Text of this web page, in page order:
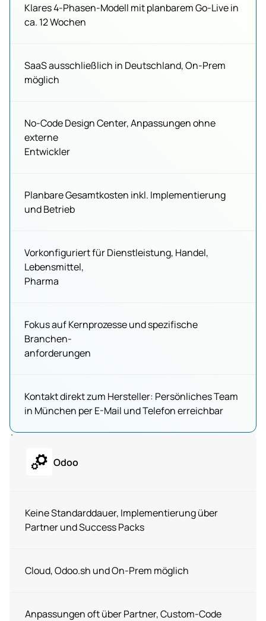
Klares 4-Phasen-Modell mit planbarem Go-Live in
ca. 12 Wochen
SaaS ausschließlich in Deutschland, On-Prem
möglich
No-Code Design Center, Anpassungen ohne
externe
Entwickler
Planbare Gesamtkosten inkl. Implementierung
und Betrieb
Vorkonfiguriert für Dienstleistung, Handel,
Lebensmittel,
Pharma
Fokus auf Kernprozesse und spezifische
Branchen-
anforderungen
Kontakt direkt zum Hersteller: Persönliches Team
in München per E-Mail und Telefon erreichbar
Odoo
Keine Standarddauer, Implementierung über
Partner und Success Packs
Cloud, Odoo.sh und On-Prem möglich
Anpassungen oft über Partner, Custom-Code